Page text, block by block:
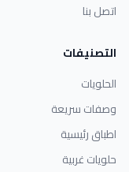
اتصل بنا
التصنيفات
الحلويات
وصفات سريعة
اطباق رئيسية
حلويات غربية